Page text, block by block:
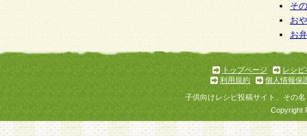
そ
お
お
トップページ
レシピ
利用規約
個人情報保
子供向けレシピ投稿サイト、その
Copyright